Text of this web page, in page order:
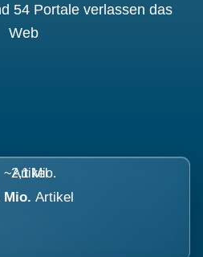
54 Portale verlassen das
Web
Mio. Artikel